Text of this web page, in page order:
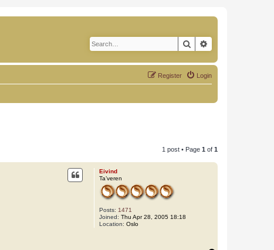
Search
Login
Register
1 post • Page 1 of 1
Eivind
Ta’veren
Posts: 1471
Joined: Thu Apr 28, 2005 18:18
Location: Oslo